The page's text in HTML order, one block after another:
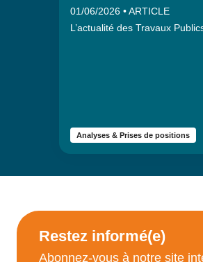
01/06/2026 • ARTICLE
L’actualité des Travaux
Analyses & Prises de positions
Restez informé(e)
Abonnez-vous à notre site